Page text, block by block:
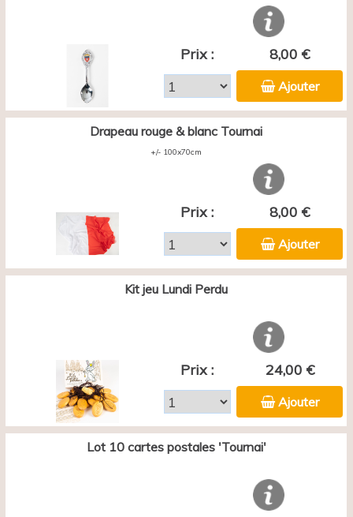
Prix : 8,00 €
Ajouter
Drapeau rouge & blanc Tournai
+/- 100x70cm
Prix : 8,00 €
Ajouter
Kit jeu Lundi Perdu
Prix : 24,00 €
Ajouter
Lot 10 cartes postales 'Tournai'